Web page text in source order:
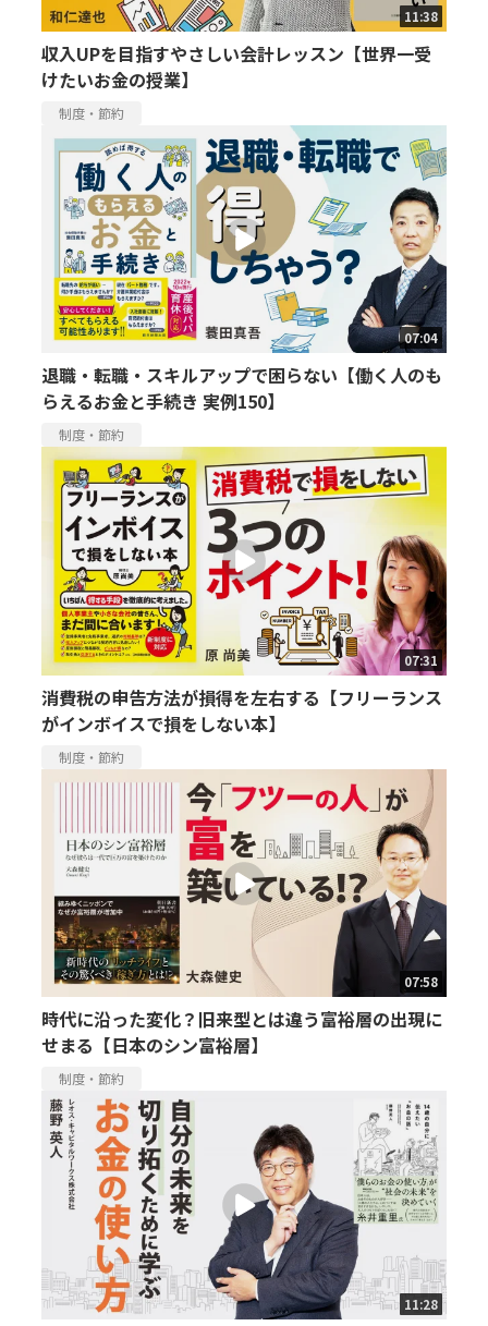
11:38
収入UPを目指すやさしい会計レッスン【世界一受
けたいお金の授業】
制度・節約
07:04
退職・転職・スキルアップで困らない【働く人のも
らえるお金と手続き 実例150】
制度・節約
07:31
消費税の申告方法が損得を左右する【フリーランス
がインボイスで損をしない本】
制度・節約
07:58
時代に沿った変化？旧来型とは違う富裕層の出現に
せまる【日本のシン富裕層】
制度・節約
11:28